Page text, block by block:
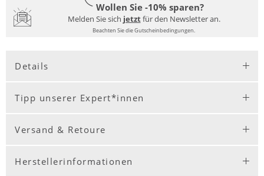
Wollen Sie -10% sparen?
Melden Sie sich jetztfür den Newsletter an.
Beachten Sie die Gutscheinbedingungen.
Details
Tipp unserer Expert*innen
Versand & Retoure
Herstellerinformationen